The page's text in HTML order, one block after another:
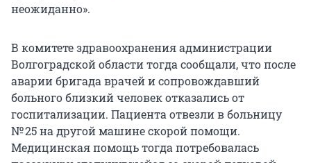
неожиданно».
В комитете здравоохранения администрации
Волгоградской области тогда сообщали, что после
аварии бригада врачей и сопровождавший
больного близкий человек отказались от
госпитализации. Пациента отвезли в больницу
№ 25 на другой машине скорой помощи.
Медицинская помощь тогда потребовалась